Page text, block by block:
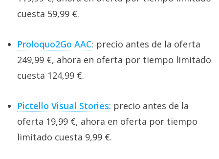
cuesta 59,99 €.
Proloquo2Go AAC: precio antes de la oferta
249,99 €, ahora en oferta por tiempo limitado
cuesta 124,99 €.
Pictello Visual Stories: precio antes de la
oferta 19,99 €, ahora en oferta por tiempo
limitado cuesta 9,99 €.